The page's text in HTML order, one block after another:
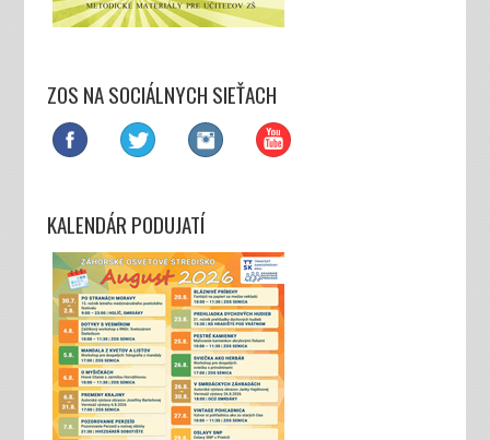
ZOS NA SOCIÁLNYCH SIEŤACH
KALENDÁR PODUJATÍ